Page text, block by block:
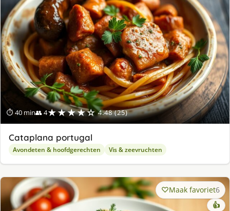
⏱ 40 min👥 4★★★★☆ 4.48 (25)
Cataplana portugal
Avondeten & hoofdgerechten Vis & zeevruchten
Maak favoriet6
👍